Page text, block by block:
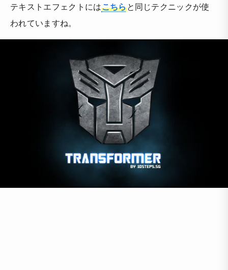
テキストエフェクトにはこちらと同じテクニックが使
われていますね。